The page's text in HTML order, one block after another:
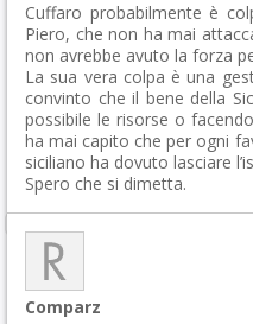
Cuffaro probabilmente è
Piero, che non ha mai
non avrebbe avuto la forza
La sua vera colpa è una
convinto che il bene della
possibile le risorse o
ha mai capito che per ogni
siciliano ha dovuto lasciare
Spero che si dimetta.
Comparz